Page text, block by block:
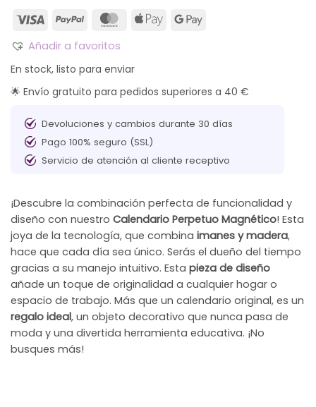
Añadir a favoritos
En stock, listo para enviar
🌟 Envío gratuito para pedidos superiores a 40 €
Devoluciones y cambios durante 30 días
Pago 100% seguro (SSL)
Servicio de atención al cliente receptivo
¡Descubre la combinación perfecta de funcionalidad y
diseño con nuestro Calendario Perpetuo Magnético! Esta
joya de la tecnología, que combina imanes y madera,
hace que cada día sea único. Serás el dueño del tiempo
gracias a su manejo intuitivo. Esta pieza de diseño
añade un toque de originalidad a cualquier hogar o
espacio de trabajo. Más que un calendario original, es un
regalo ideal, un objeto decorativo que nunca pasa de
moda y una divertida herramienta educativa. ¡No
busques más!